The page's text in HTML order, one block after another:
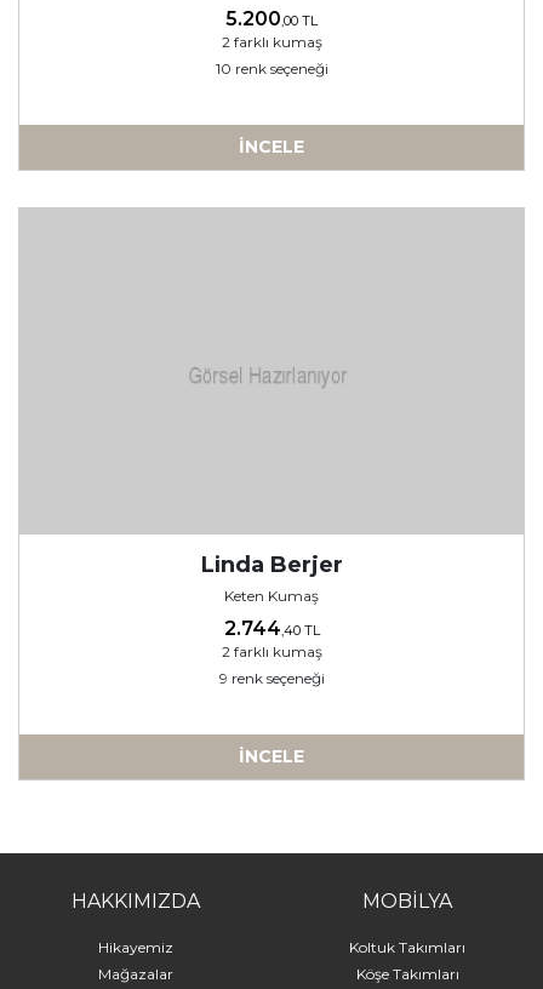
5.200 ,00 TL
2 farklı kumaş
10 renk seçeneği
İNCELE
a
Linda Berjer
Keten Kumaş
2.744,40 TL
2 farklı kumaş
9 renk seçeneği
İNCELE
a
HAKKIMIZDA
Hikayemiz
Mağazalar
MOBİLYA
Koltuk Takımları
Köşe Takımları